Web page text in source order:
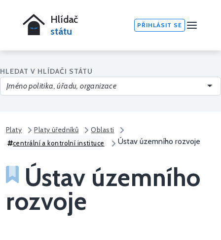
Hlídač
státu
PŘIHLÁSIT SE
HLEDAT V HLÍDAČI STÁTU
Platy Platy úředníků Oblasti
centrální a kontrolní instituce Ústav územního rozvoje
Ústav územního
rozvoje